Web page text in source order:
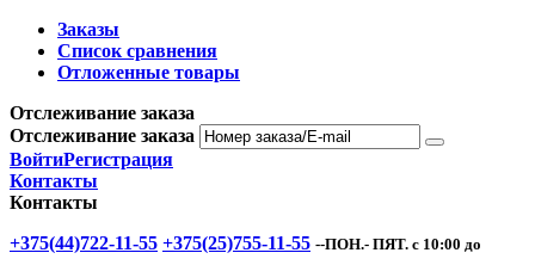
Заказы
Список сравнения
Отложенные товары
Отслеживание заказа
Отслеживание заказа
ВойтиРегистрация
Контакты
Контакты
+375(44)722-11-55 +375(25)755-11-55 --ПОН.- ПЯТ. с 10:00 до